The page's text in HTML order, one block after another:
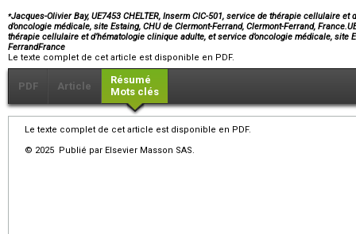
⁎Jacques-Olivier Bay, UE7453 CHELTER, Inserm CIC-501, service de thérapie cellulaire
d’oncologie médicale, site Estaing, CHU de Clermont-Ferrand, Clermont-Ferrand,
thérapie cellulaire et d’hématologie clinique adulte, et service d’oncologie médicale, site
FerrandFrance
Le texte complet de cet article est disponible en PDF.
PDF Article
Résumé
Mots clés
Le texte complet de cet article est disponible en PDF.
© 2025 Publié par Elsevier Masson SAS.